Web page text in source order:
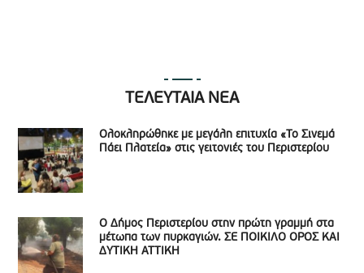
ΤΕΛΕΥΤΑΙΑ ΝΕΑ
Ολοκληρώθηκε με μεγάλη επιτυχία «Το Σινεμά
Πάει Πλατεία» στις γειτονιές του Περιστερίου
Ο Δήμος Περιστερίου στην πρώτη γραμμή στα
μέτωπα των πυρκαγιών. ΣΕ ΠΟΙΚΙΛΟ ΟΡΟΣ ΚΑΙ
ΔΥΤΙΚΗ ΑΤΤΙΚΗ